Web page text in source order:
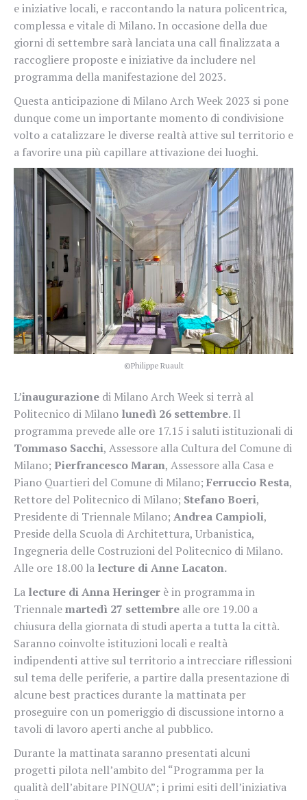
e iniziative locali, e raccontando la natura policentrica,
complessa e vitale di Milano. In occasione della due
giorni di settembre sarà lanciata una call finalizzata a
raccogliere proposte e iniziative da includere nel
programma della manifestazione del 2023.
Questa anticipazione di Milano Arch Week 2023 si pone
dunque come un importante momento di condivisione
volto a catalizzare le diverse realtà attive sul territorio e
a favorire una più capillare attivazione dei luoghi.
©Philippe Ruault
L’inaugurazione di Milano Arch Week si terrà al
Politecnico di Milano lunedì 26 settembre. Il
programma prevede alle ore 17.15 i saluti istituzionali di
Tommaso Sacchi, Assessore alla Cultura del Comune di
Milano; Pierfrancesco Maran, Assessore alla Casa e
Piano Quartieri del Comune di Milano; Ferruccio Resta,
Rettore del Politecnico di Milano; Stefano Boeri,
Presidente di Triennale Milano; Andrea Campioli,
Preside della Scuola di Architettura, Urbanistica,
Ingegneria delle Costruzioni del Politecnico di Milano.
Alle ore 18.00 la lecture diAnne Lacaton.
La lecture di Anna Heringer è in programma in
Triennalemartedì 27 settembre alle ore 19.00 a
chiusura della giornata di studi aperta a tutta la città.
Saranno coinvolte istituzioni locali e realtà
indipendenti attive sul territorio a intrecciare riflessioni
sul tema delle periferie, a partire dalla presentazione di
alcune best practices durante la mattinata per
proseguire con un pomeriggio di discussione intorno a
tavoli di lavoro aperti anche al pubblico.
Durante la mattinata saranno presentati alcuni
progetti pilota nell’ambito del “Programma per la
qualità dell’abitare PINQUA”; i primi esiti dell’iniziativa